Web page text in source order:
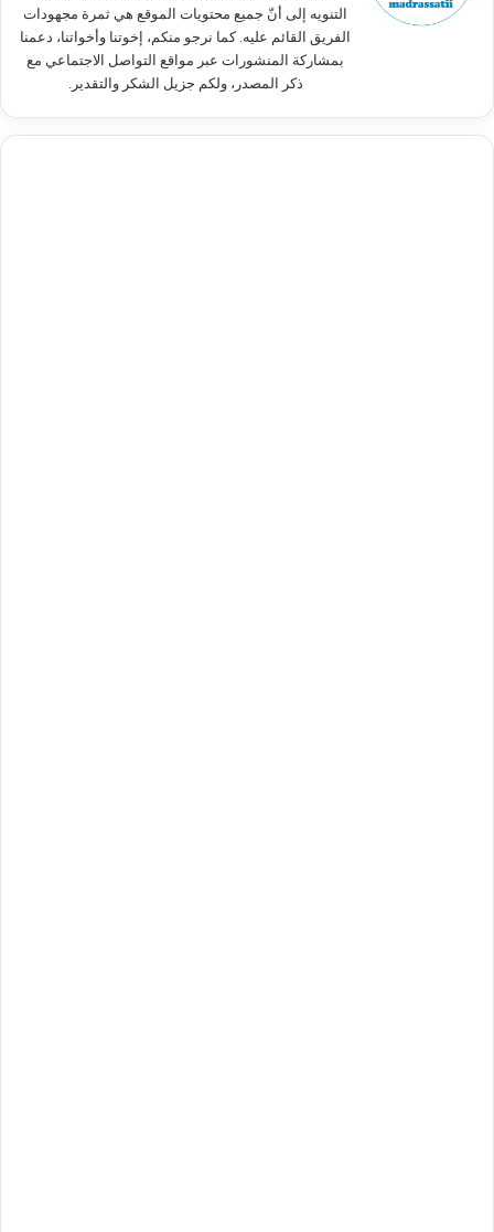
التنويه إلى أنّ جميع محتويات الموقع هي ثمرة مجهودات
الفريق القائم عليه. كما نرجو منكم، إخوتنا وأخواتنا، دعمنا
بمشاركة المنشورات عبر مواقع التواصل الاجتماعي مع
ذكر المصدر، ولكم جزيل الشكر والتقدير.